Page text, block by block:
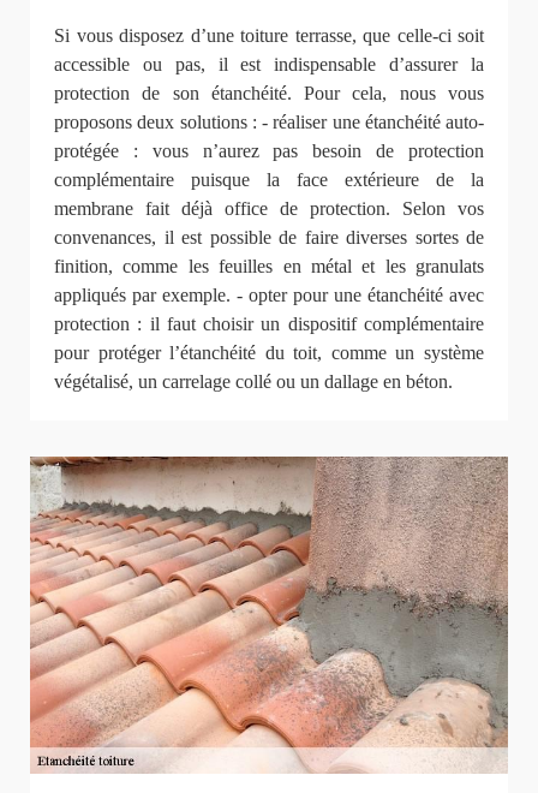
Si vous disposez d’une toiture terrasse, que celle-ci soit
accessible ou pas, il est indispensable d’assurer la
protection de son étanchéité. Pour cela, nous vous
proposons deux solutions : - réaliser une étanchéité auto-
protégée : vous n’aurez pas besoin de protection
complémentaire puisque la face extérieure de la
membrane fait déjà office de protection. Selon vos
convenances, il est possible de faire diverses sortes de
finition, comme les feuilles en métal et les granulats
appliqués par exemple. - opter pour une étanchéité avec
protection : il faut choisir un dispositif complémentaire
pour protéger l’étanchéité du toit, comme un système
végétalisé, un carrelage collé ou un dallage en béton.